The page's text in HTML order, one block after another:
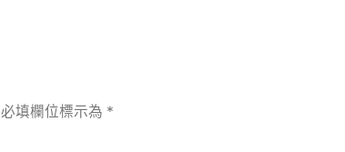
必填欄位標示為 *